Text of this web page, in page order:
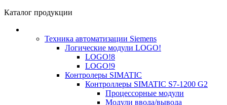
Каталог продукции
Техника автоматизации Siemens
Логические модули LOGO!
LOGO!8
LOGO!9
Контролеры SIMATIC
Контроллеры SIMATIC S7-1200 G2
Процессорные модули
Модули ввода/вывода